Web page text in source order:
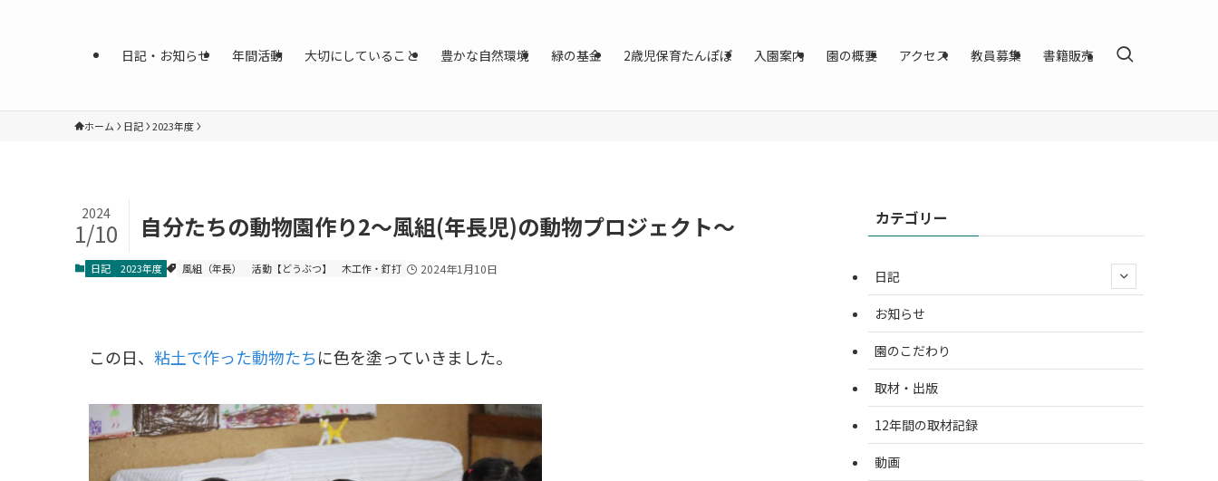
日記・お知らせ 年間活動 大切にしていること 豊かな自然環境 緑の基金 2歳児保育たんぽぽ 入園案内 園の概要 アクセス 教員募集 書籍販売
ホーム 日記 2023年度
自分たちの動物園作り2〜風組(年長児)の動物プロジェクト〜
2024
1/10
日記 2023年度 風組（年長） 活動【どうぶつ】 木工作・釘打 2024年1月10日
この日、 粘土で作った動物たちに色を塗っていきました。
カテゴリー
日記
お知らせ
園のこだわり
取材・出版
12年間の取材記録
動画